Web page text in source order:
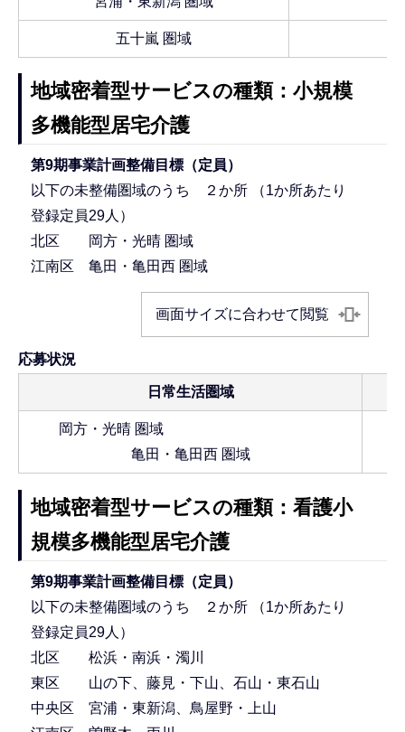
五十嵐 圏域
地域密着型サービスの種類：小規模
多機能型居宅介護
第9期事業計画整備目標（定員）
以下の未整備圏域のうち ２か所 （1か所あたり
登録定員29人）
北区 岡方・光晴 圏域
江南区 亀田・亀田西 圏域
画面サイズに合わせて閲覧
応募状況
日常生活圏域
岡方・光晴 圏域
亀田・亀田西 圏域
地域密着型サービスの種類：看護小
規模多機能型居宅介護
第9期事業計画整備目標（定員）
以下の未整備圏域のうち ２か所 （1か所あたり
登録定員29人）
北区 松浜・南浜・濁川
東区 山の下、藤見・下山、石山・東石山
中央区 宮浦・東新潟、鳥屋野・上山